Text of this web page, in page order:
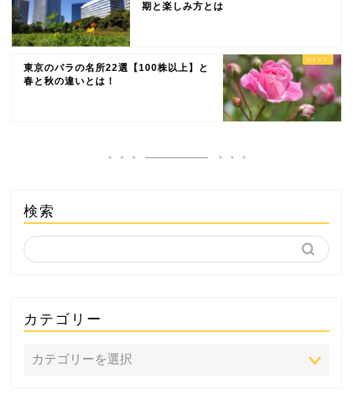
期と楽しみ方とは
東京のバラの名所22選【100株以上】と
春と秋の違いとは！
検索
カテゴリー